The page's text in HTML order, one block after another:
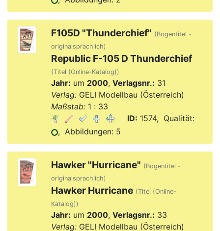
F105D "Thunderchief" (Bogentitel -
originalsprachlich)
Republic F-105 D Thunderchief
(Titel (Online-Katalog))
Jahr: um 2000, Verlagsnr.: 31
Verlag:GELI Modellbau (Österreich)
Maßstab:1 : 33
ID: 1574, Qualität:
, Abbildungen: 5
Hawker "Hurricane" (Bogentitel -
originalsprachlich)
Hawker Hurricane (Titel (Online-
Katalog))
Jahr: um 2000, Verlagsnr.: 33
Verlag:GELI Modellbau (Österreich)